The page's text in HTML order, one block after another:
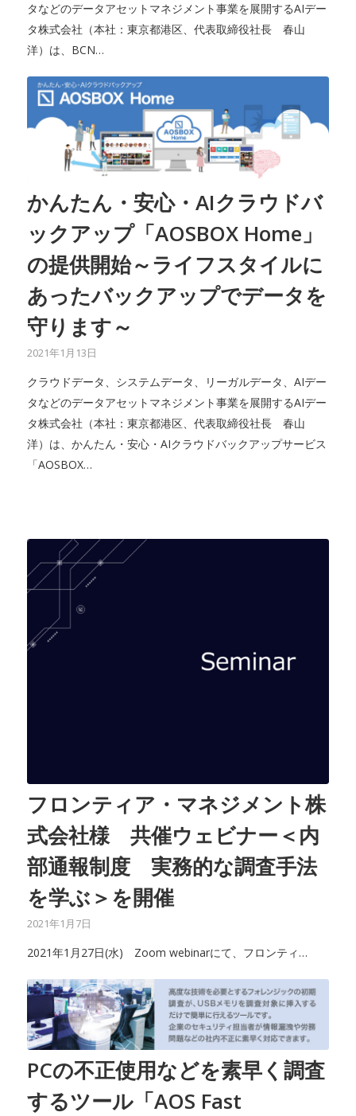
タなどのデータアセットマネジメント事業を展開するAIデー
タ株式会社（本社：東京都港区、代表取締役社長 春山
洋）は、BCN…
かんたん・安心・AIクラウドバ
ックアップ「AOSBOX Home」
の提供開始～ライフスタイルに
あったバックアップでデータを
守ります～
2021年1月13日
クラウドデータ、システムデータ、リーガルデータ、AIデー
タなどのデータアセットマネジメント事業を展開するAIデー
タ株式会社（本社：東京都港区、代表取締役社長 春山
洋）は、かんたん・安心・AIクラウドバックアップサービス
「AOSBOX…
フロンティア・マネジメント株
式会社様 共催ウェビナー＜内
部通報制度 実務的な調査手法
を学ぶ＞を開催
2021年1月7日
2021年1月27日(水) Zoom webinarにて、フロンティ…
PCの不正使用などを素早く調査
するツール「AOS Fast